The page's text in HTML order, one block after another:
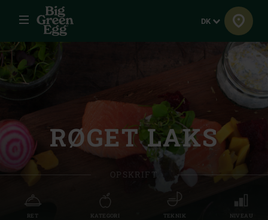
Menu Sprog
DK
RØGET LAKS
OPSKRIFT
RET KATEGORI TEKNIK NIVEAU